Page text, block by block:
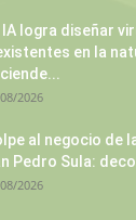
IA logra diseñar
en la
2026
al negocio de
Pedro Sula:
2026